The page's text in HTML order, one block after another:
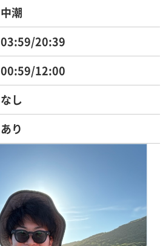
中潮
03:59/20:39
00:59/12:00
なし
あり